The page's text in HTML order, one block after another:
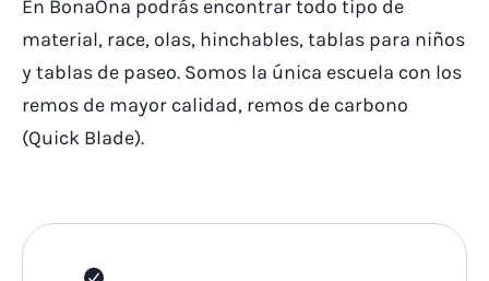
En BonaOna podrás encontrar todo tipo de
material, race, olas, hinchables, tablas para niños
y tablas de paseo. Somos la única escuela con los
remos de mayor calidad, remos de carbono
(Quick Blade).